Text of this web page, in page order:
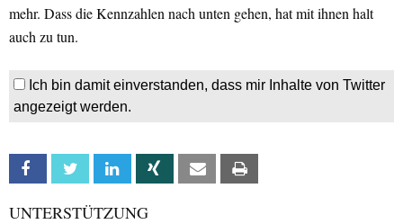
mehr. Dass die Kennzahlen nach unten gehen, hat mit ihnen halt
auch zu tun.
Ich bin damit einverstanden, dass mir Inhalte von Twitter
angezeigt werden.
Facebook Twitter Linkedin Xing Email
UNTERSTÜTZUNG